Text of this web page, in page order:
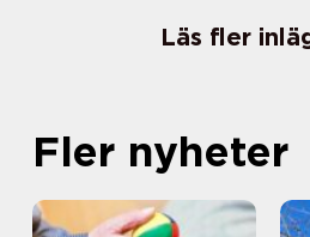
Läs fler
Fler nyheter